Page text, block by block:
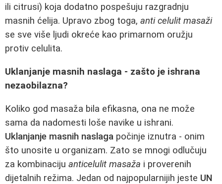
ili citrusi) koja dodatno pospešuju razgradnju
masnih ćelija. Upravo zbog toga, anti celulit masaži
se sve više ljudi okreće kao primarnom oružju
protiv celulita.
Uklanjanje masnih naslaga - zašto je ishrana
nezaobilazna?
Koliko god masaža bila efikasna, ona ne može
sama da nadomesti loše navike u ishrani.
Uklanjanje masnih naslaga počinje iznutra - onim
što unosite u organizam. Zato se mnogi odlučuju
za kombinaciju anticelulit masaža i proverenih
dijetalnih režima. Jedan od najpopularnijih jeste UN